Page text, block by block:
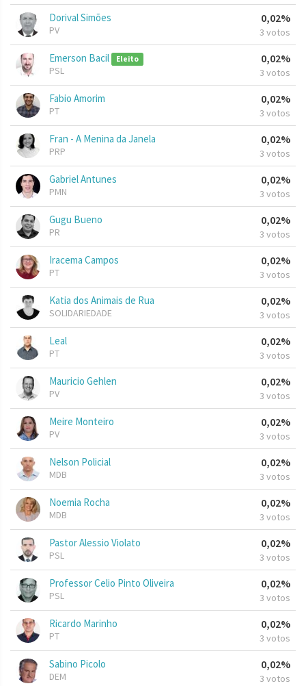
Dorival Simões
PV
0,02%
3 votos
Emerson Bacil Eleito
PSL
0,02%
3 votos
Fabio Amorim
PT
0,02%
3 votos
Fran - A Menina da Janela
PRP
0,02%
3 votos
Gabriel Antunes
PMN
0,02%
3 votos
Gugu Bueno
PR
0,02%
3 votos
Iracema Campos
PT
0,02%
3 votos
Katia dos Animais de Rua
SOLIDARIEDADE
0,02%
3 votos
Leal
PT
0,02%
3 votos
Mauricio Gehlen
PV
0,02%
3 votos
Meire Monteiro
PV
0,02%
3 votos
Nelson Policial
MDB
0,02%
3 votos
Noemia Rocha
MDB
0,02%
3 votos
Pastor Alessio Violato
PSL
0,02%
3 votos
Professor Celio Pinto Oliveira
PSL
0,02%
3 votos
Ricardo Marinho
PT
0,02%
3 votos
Sabino Picolo
DEM
0,02%
3 votos